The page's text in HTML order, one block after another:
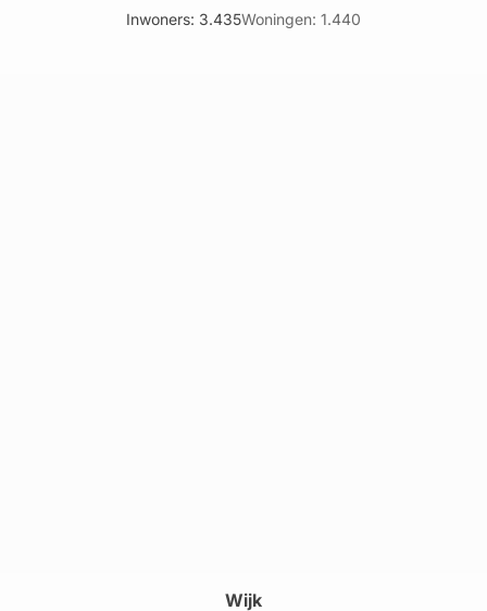
Inwoners: 3.435Woningen: 1.440
Wijk